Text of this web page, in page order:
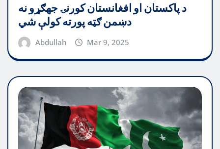
د پاکستان او افغانستان کورنۍ جهګړو نه
دښمن ګټه پورته کولې شي
Abdullah Mar 9, 2025